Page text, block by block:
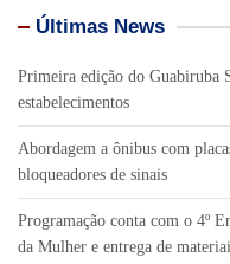
Últimas News
Primeira edição do Guabiruba
estabelecimentos
Abordagem a ônibus com
bloqueadores de sinais
Programação conta com o 4º
da Mulher e entrega de